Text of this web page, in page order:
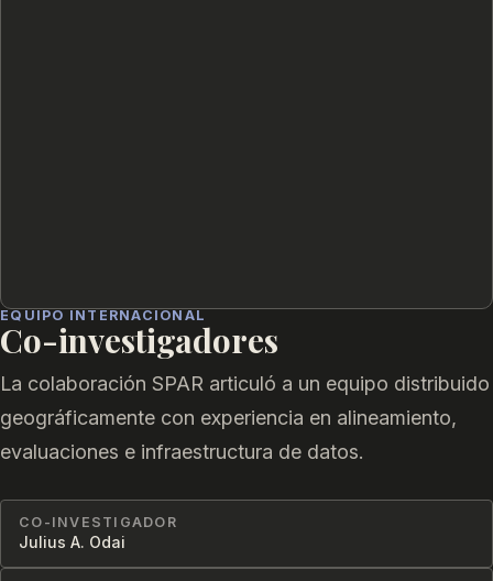
EQUIPO INTERNACIONAL
Co-investigadores
La colaboración SPAR articuló a un equipo distribuido
geográficamente con experiencia en alineamiento,
evaluaciones e infraestructura de datos.
CO-INVESTIGADOR
Julius A. Odai